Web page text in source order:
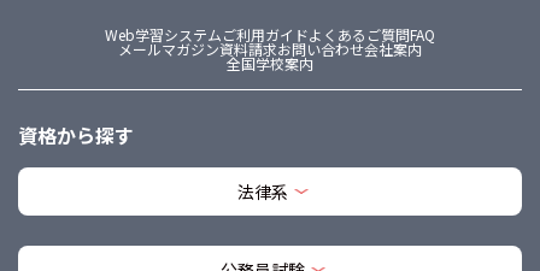
Web学習システムご利用ガイドよくあるご質問FAQ
メールマガジン資料請求お問い合わせ会社案内
全国学校案内
資格から探す
法律系